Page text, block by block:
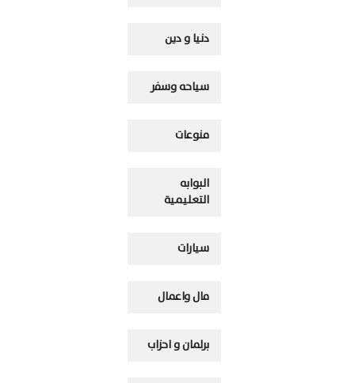
دنيا و دين
سياحه وسفر
منوعات
البوابه
التعليمية
سيارات
مال واعمال
برلمان و احزاب